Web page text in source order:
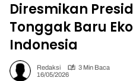
Diresmikan
Tonggak Baru
Indonesia
Redaksi
3 Min Baca
16/05/2026